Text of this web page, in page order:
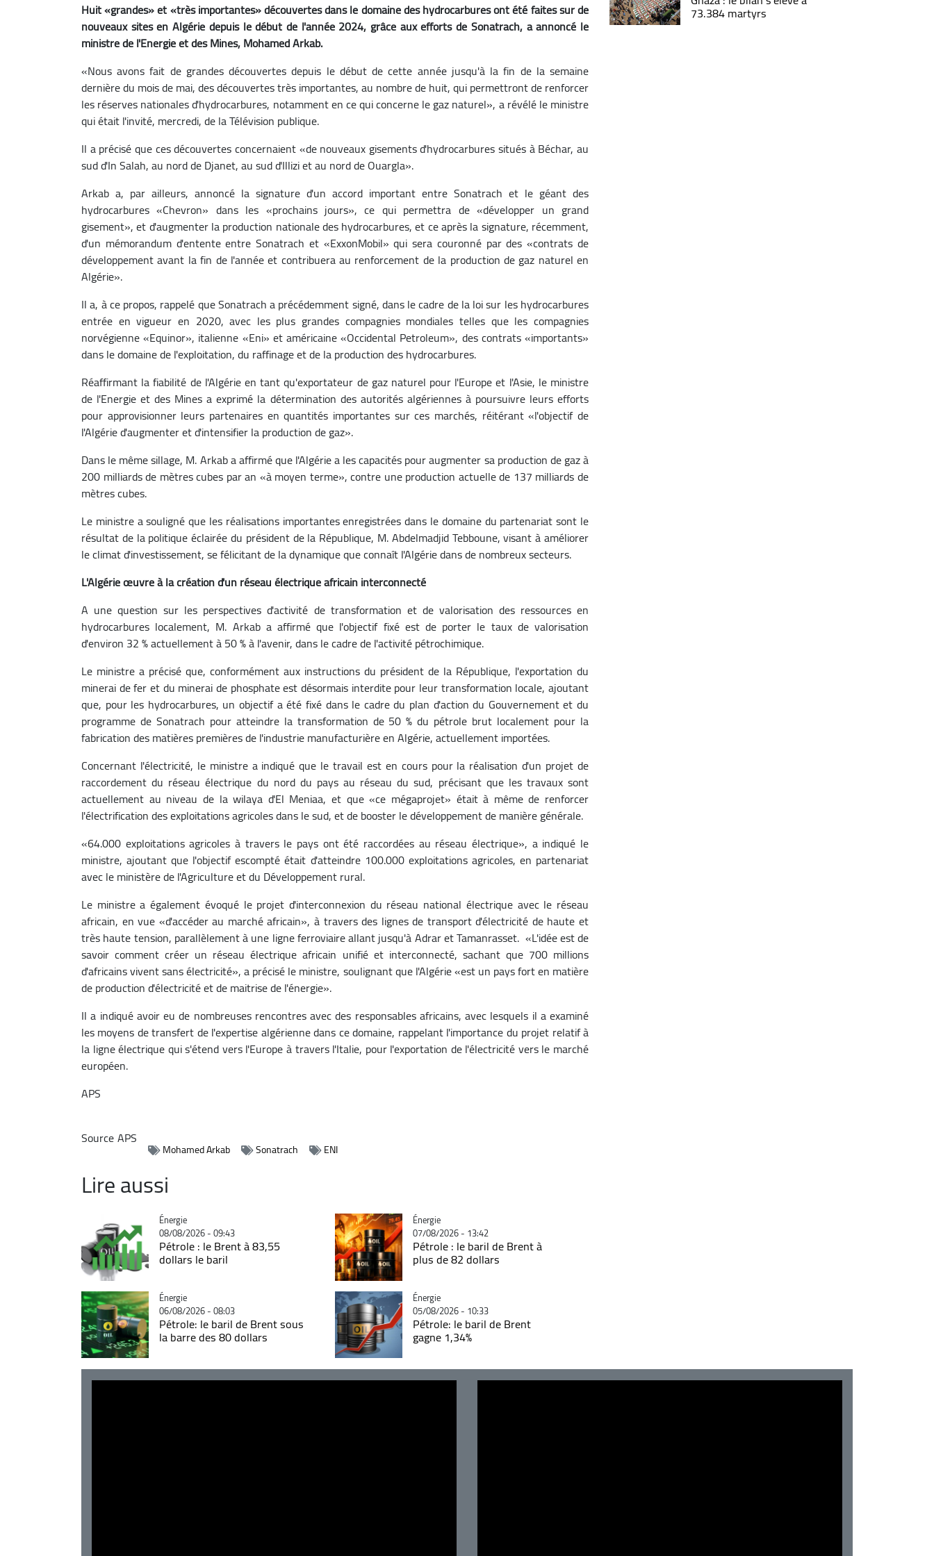
Huit «grandes» et «très importantes» découvertes dans le domaine des hydrocarbures ont été faites sur de
nouveaux sites en Algérie depuis le début de l'année 2024, grâce aux efforts de Sonatrach, a annoncé le
ministre de l'Energie et des Mines, Mohamed Arkab.
«Nous avons fait de grandes découvertes depuis le début de cette année jusqu'à la fin de la semaine
dernière du mois de mai, des découvertes très importantes, au nombre de huit, qui permettront de renforcer
les réserves nationales d'hydrocarbures, notamment en ce qui concerne le gaz naturel», a révélé le ministre
qui était l'invité, mercredi, de la Télévision publique.
Il a précisé que ces découvertes concernaient «de nouveaux gisements d'hydrocarbures situés à Béchar, au
sud d'In Salah, au nord de Djanet, au sud d'Illizi et au nord de Ouargla».
Arkab a, par ailleurs, annoncé la signature d'un accord important entre Sonatrach et le géant des
hydrocarbures «Chevron» dans les «prochains jours», ce qui permettra de «développer un grand
gisement», et d'augmenter la production nationale des hydrocarbures, et ce après la signature, récemment,
d'un mémorandum d'entente entre Sonatrach et «ExxonMobil» qui sera couronné par des «contrats de
développement avant la fin de l'année et contribuera au renforcement de la production de gaz naturel en
Algérie».
Il a, à ce propos, rappelé que Sonatrach a précédemment signé, dans le cadre de la loi sur les hydrocarbures
entrée en vigueur en 2020, avec les plus grandes compagnies mondiales telles que les compagnies
norvégienne «Equinor», italienne «Eni» et américaine «Occidental Petroleum», des contrats «importants»
dans le domaine de l'exploitation, du raffinage et de la production des hydrocarbures.
Réaffirmant la fiabilité de l'Algérie en tant qu'exportateur de gaz naturel pour l'Europe et l'Asie, le ministre
de l'Energie et des Mines a exprimé la détermination des autorités algériennes à poursuivre leurs efforts
pour approvisionner leurs partenaires en quantités importantes sur ces marchés, réitérant «l'objectif de
l'Algérie d'augmenter et d'intensifier la production de gaz».
Dans le même sillage, M. Arkab a affirmé que l'Algérie a les capacités pour augmenter sa production de gaz à
200 milliards de mètres cubes par an «à moyen terme», contre une production actuelle de 137 milliards de
mètres cubes.
Le ministre a souligné que les réalisations importantes enregistrées dans le domaine du partenariat sont le
résultat de la politique éclairée du président de la République, M. Abdelmadjid Tebboune, visant à améliorer
le climat d'investissement, se félicitant de la dynamique que connaît l'Algérie dans de nombreux secteurs.
L'Algérie œuvre à la création d'un réseau électrique africain interconnecté
A une question sur les perspectives d'activité de transformation et de valorisation des ressources en
hydrocarbures localement, M. Arkab a affirmé que l'objectif fixé est de porter le taux de valorisation
d'environ 32 % actuellement à 50 % à l'avenir, dans le cadre de l'activité pétrochimique.
Le ministre a précisé que, conformément aux instructions du président de la République, l'exportation du
minerai de fer et du minerai de phosphate est désormais interdite pour leur transformation locale, ajoutant
que, pour les hydrocarbures, un objectif a été fixé dans le cadre du plan d'action du Gouvernement et du
programme de Sonatrach pour atteindre la transformation de 50 % du pétrole brut localement pour la
fabrication des matières premières de l'industrie manufacturière en Algérie, actuellement importées.
Concernant l'électricité, le ministre a indiqué que le travail est en cours pour la réalisation d'un projet de
raccordement du réseau électrique du nord du pays au réseau du sud, précisant que les travaux sont
actuellement au niveau de la wilaya d'El Meniaa, et que «ce mégaprojet» était à même de renforcer
l'électrification des exploitations agricoles dans le sud, et de booster le développement de manière générale.
«64.000 exploitations agricoles à travers le pays ont été raccordées au réseau électrique», a indiqué le
ministre, ajoutant que l'objectif escompté était d'atteindre 100.000 exploitations agricoles, en partenariat
avec le ministère de l'Agriculture et du Développement rural.
Le ministre a également évoqué le projet d'interconnexion du réseau national électrique avec le réseau
africain, en vue «d'accéder au marché africain», à travers des lignes de transport d'électricité de haute et
très haute tension, parallèlement à une ligne ferroviaire allant jusqu'à Adrar et Tamanrasset. «L'idée est de
savoir comment créer un réseau électrique africain unifié et interconnecté, sachant que 700 millions
d'africains vivent sans électricité», a précisé le ministre, soulignant que l'Algérie «est un pays fort en matière
de production d'électricité et de maitrise de l'énergie».
Il a indiqué avoir eu de nombreuses rencontres avec des responsables africains, avec lesquels il a examiné
les moyens de transfert de l'expertise algérienne dans ce domaine, rappelant l'importance du projet relatif à
la ligne électrique qui s'étend vers l'Europe à travers l'Italie, pour l'exportation de l'électricité vers le marché
européen.
APS
SourceAPS
Mohamed Arkab Sonatrach ENI
Lire aussi
Catégorie
Énergie
08/08/2026 - 09:43
Pétrole : le Brent à 83,55
dollars le baril
Catégorie
Énergie
07/08/2026 - 13:42
Pétrole : le baril de Brent à
plus de 82 dollars
Catégorie
Énergie
06/08/2026 - 08:03
Pétrole: le baril de Brent sous
la barre des 80 dollars
Catégorie
Énergie
05/08/2026 - 10:33
Pétrole: le baril de Brent
gagne 1,34%
73.384 martyrs